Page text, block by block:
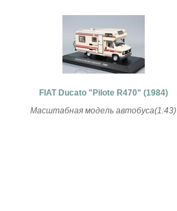
FIAT Ducato "Pilote R470" (1984)
Масштабная модель автобуса(1:43)